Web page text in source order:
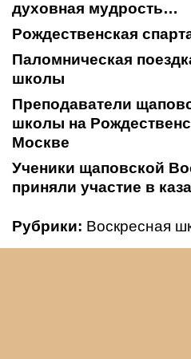
духовная мудрость…
Рождественская
Паломническая
школы
Преподаватели
школы на
Москве
Ученики щаповской
приняли участие в
Рубрики: Воскресная